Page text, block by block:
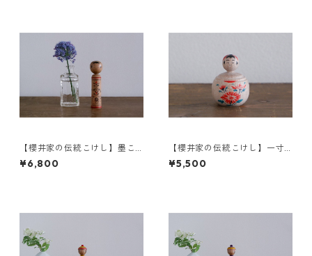
【櫻井家の伝統こけし】墨こ
けしd-4
¥6,800
【櫻井家の伝統こけし】一寸
こけし 永吉型 菊a
¥5,500